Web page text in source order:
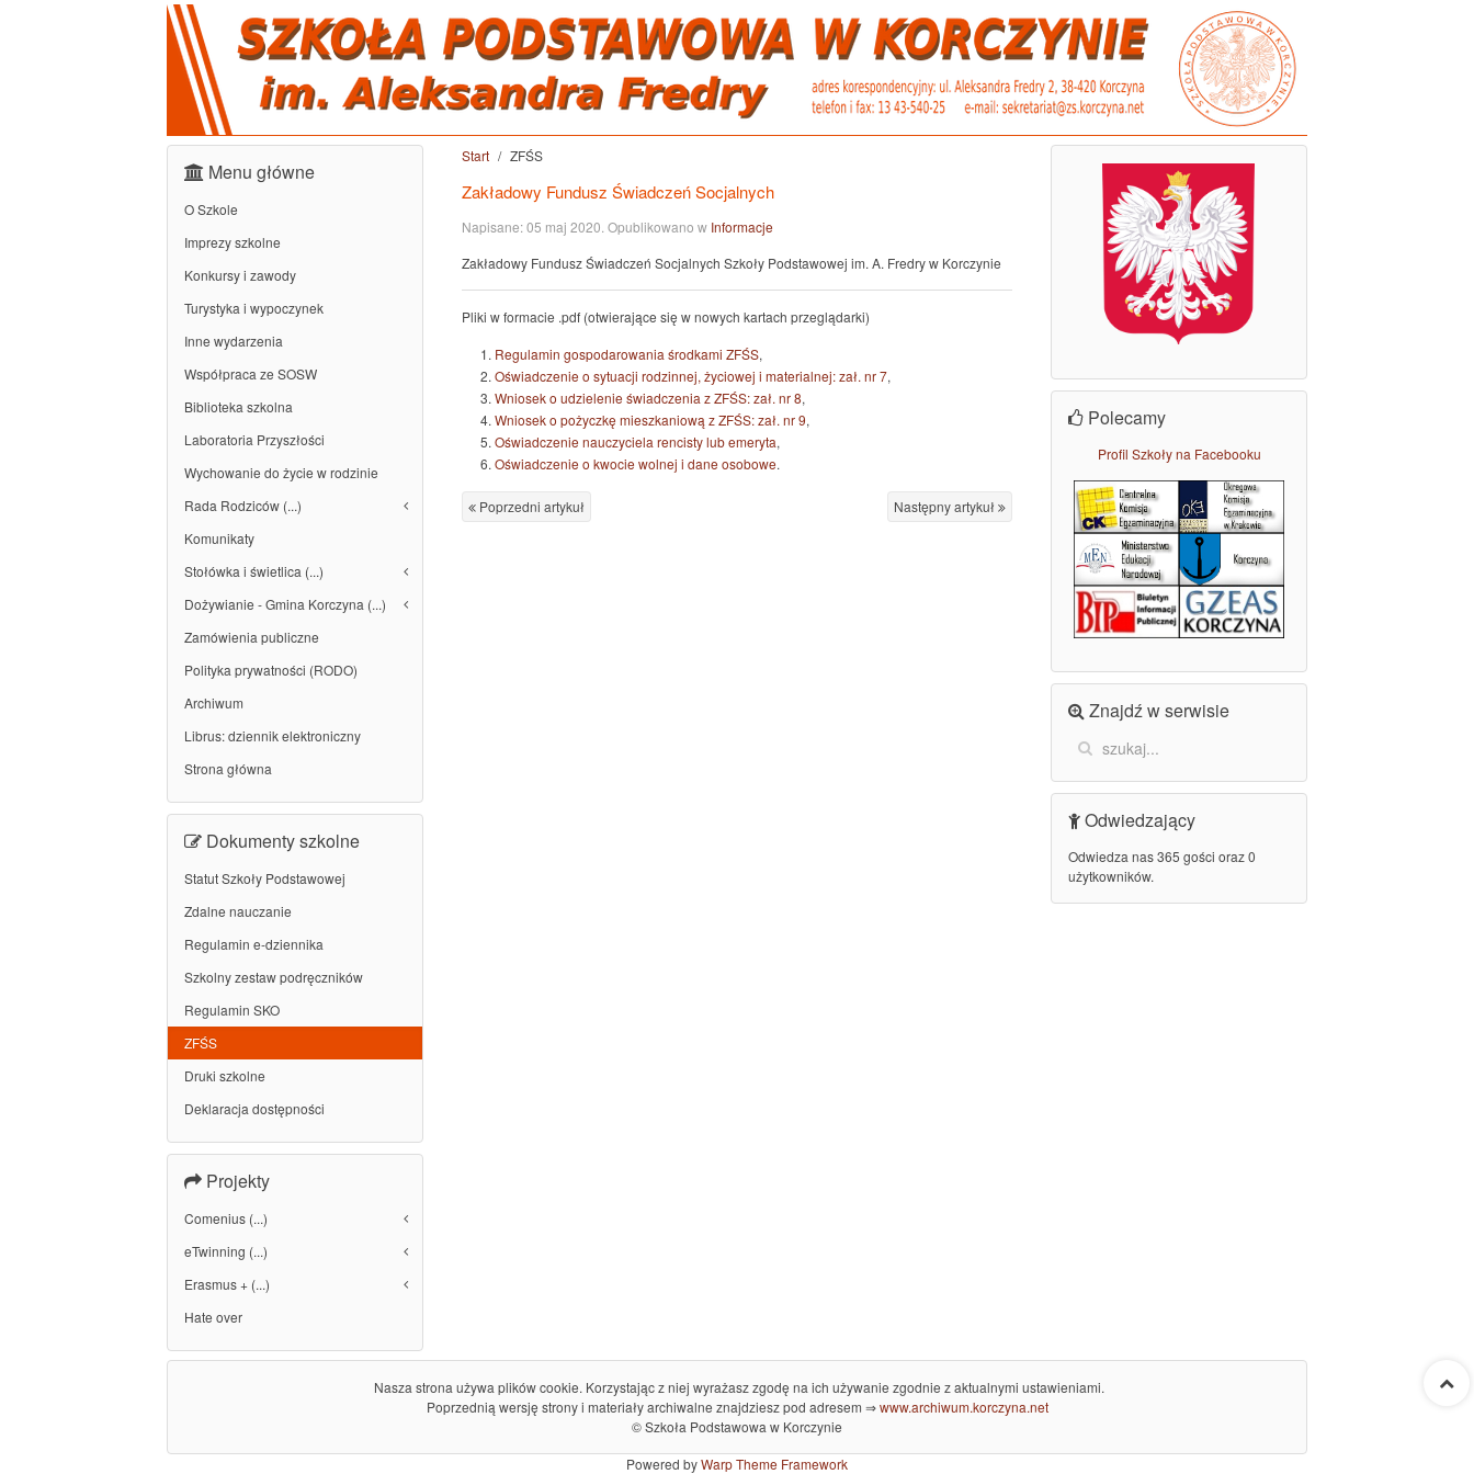
Start ZFŚS
Zakładowy Fundusz Świadczeń Socjalnych
Napisane:05 maj 2020 . Opublikowano w Informacje
Zakładowy Fundusz Świadczeń Socjalnych Szkoły Podstawowej im. A. Fredry w Korczynie
Pliki w formacie .pdf (otwierające się w nowych kartach przeglądarki)
Regulamin gospodarowania środkami ZFŚS,
Oświadczenie o sytuacji rodzinnej, życiowej i materialnej: zał. nr 7,
Wniosek o udzielenie świadczenia z ZFŚS: zał. nr 8,
Wniosek o pożyczkę mieszkaniową z ZFŚS: zał. nr 9,
Oświadczenie nauczyciela rencisty lub emeryta,
Oświadczenie o kwocie wolnej i dane osobowe.
Poprzedni artykuł Następny artykuł
Menu główne
O Szkole
Imprezy szkolne
Konkursy i zawody
Turystyka i wypoczynek
Inne wydarzenia
Współpraca ze SOSW
Biblioteka szkolna
Laboratoria Przyszłości
Wychowanie do życie w rodzinie
Rada Rodziców (...)
Komunikaty
Stołówka i świetlica (...)
Dożywianie - Gmina Korczyna (...)
Zamówienia publiczne
Polityka prywatności (RODO)
Archiwum
Librus: dziennik elektroniczny
Strona główna
Dokumenty szkolne
Statut Szkoły Podstawowej
Zdalne nauczanie
Regulamin e-dziennika
Szkolny zestaw podręczników
Regulamin SKO
ZFŚS
Druki szkolne
Deklaracja dostępności
Projekty
Comenius (...)
eTwinning (...)
Erasmus + (...)
Hate over
Polecamy
Profil Szkoły na Facebooku
Znajdź w serwisie
Odwiedzający
Odwiedza nas 365 gości oraz 0
użytkowników.
Nasza strona używa plików cookie. Korzystając z niej wyrażasz zgodę na ich używanie zgodnie z aktualnymi ustawieniami.
Poprzednią wersję strony i materiały archiwalne znajdziesz pod adresem ⇒www.archiwum.korczyna.net
© Szkoła Podstawowa w Korczynie
Powered byWarp Theme Framework